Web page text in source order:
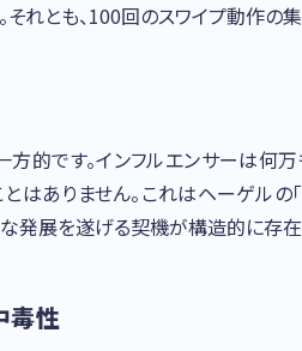
れとも、100回のスワイプ動作の
的です。インフルエンサーは何万
はありません。これはヘーゲルの
展を遂げる契機が構造的に存在
毒性